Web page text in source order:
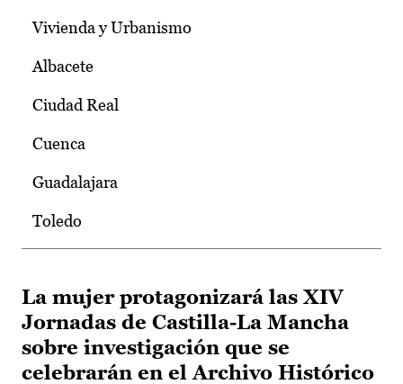
Vivienda y Urbanismo
Albacete
Ciudad Real
Cuenca
Guadalajara
Toledo
La mujer protagonizará las XIV
Jornadas de Castilla-La Mancha
sobre investigación que se
celebrarán en el Archivo Histórico